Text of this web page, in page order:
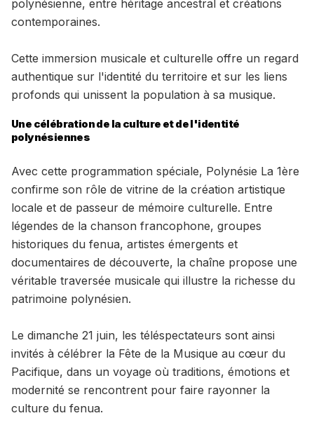
polynésienne, entre héritage ancestral et créations
contemporaines.
Cette immersion musicale et culturelle offre un regard
authentique sur l'identité du territoire et sur les liens
profonds qui unissent la population à sa musique.
Une célébration de la culture et de l'identité
polynésiennes
Avec cette programmation spéciale, Polynésie La 1ère
confirme son rôle de vitrine de la création artistique
locale et de passeur de mémoire culturelle. Entre
légendes de la chanson francophone, groupes
historiques du fenua, artistes émergents et
documentaires de découverte, la chaîne propose une
véritable traversée musicale qui illustre la richesse du
patrimoine polynésien.
Le dimanche 21 juin, les téléspectateurs sont ainsi
invités à célébrer la Fête de la Musique au cœur du
Pacifique, dans un voyage où traditions, émotions et
modernité se rencontrent pour faire rayonner la
culture du fenua.